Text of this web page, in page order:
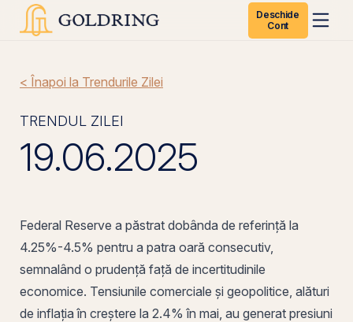
Deschide
Cont
< Înapoi la Trendurile Zilei
TRENDUL ZILEI
19.06.2025
Federal Reserve a păstrat dobânda de referință la
4.25%-4.5% pentru a patra oară consecutiv,
semnalând o prudență față de incertitudinile
economice. Tensiunile comerciale și geopolitice, alături
de inflația în creștere la 2.4% în mai, au generat presiuni